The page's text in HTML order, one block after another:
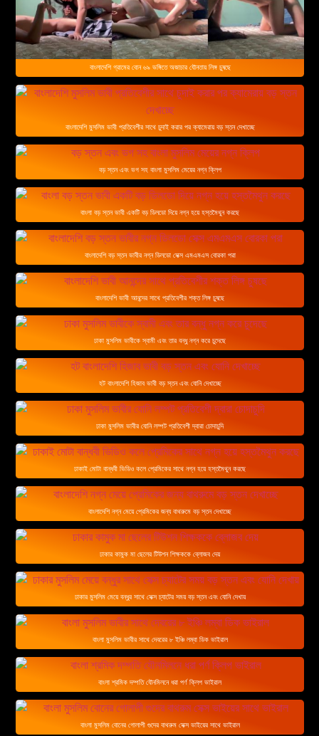
বাংলাদেশি গ্রামের বোন ৬৯ ভঙ্গিতে অজাচার যৌনতায় লিঙ্গ চুষছে
বাংলাদেশি মুসলিম ভাবী প্রতিবেশীর সাথে চুদাই করার পর ক্যামেরায় বড় স্তন দেখাচ্ছে
বড় স্তন এবং ভগ সহ বাংলা মুসলিম মেয়ের নগ্ন ক্লিপ
বাংলা বড় স্তন ভাবী একটি বড় ডিলডো দিয়ে নগ্ন হয়ে হস্তমৈথুন করছে
বাংলাদেশি বড় স্তন ভাবীর নগ্ন ডিলডো সেক্স এমএমএস বোরকা পরা
বাংলাদেশি ভাবী আনন্দের সাথে প্রতিবেশীর শক্ত লিঙ্গ চুষছে
ঢাকা মুসলিম ভাবীকে স্বামী এবং তার বন্ধু নগ্ন করে চুদেছে
হট বাংলাদেশি হিজাব ভাবী বড় স্তন এবং যোনি দেখাচ্ছে
ঢাকা মুসলিম ভাবীর যোনি লম্পট প্রতিবেশী দ্বারা চোদাচুদি
ঢাকাই মোটা বান্ধবী ভিডিও কলে প্রেমিকের সাথে নগ্ন হয়ে হস্তমৈথুন করছে
বাংলাদেশি নগ্ন মেয়ে প্রেমিকের জন্য বাথরুমে বড় স্তন দেখাচ্ছে
ঢাকার কামুক মা ছেলের টিউশন শিক্ষককে ব্লোজব দেয়
ঢাকার মুসলিম মেয়ে বন্ধুর সাথে সেক্স চ্যাটের সময় বড় স্তন এবং যোনি দেখায়
বাংলা মুসলিম ভাবীর সাথে দেবরের ৮ ইঞ্চি লম্বা ডিক ভাইরাল
বাংলা শ্রমিক দম্পতি যৌনমিলনে ধরা পর্ণ ক্লিপ ভাইরাল
বাংলা মুসলিম বোনের গোলাপী গুদের বাথরুম সেক্স ভাইয়ের সাথে ভাইরাল